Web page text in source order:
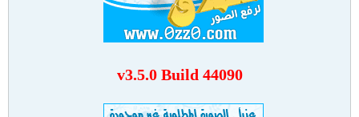
v3.5.0 Build 44090